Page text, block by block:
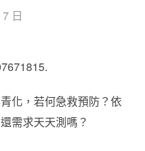
日
化，若何急救預防？依
需求天天測嗎？